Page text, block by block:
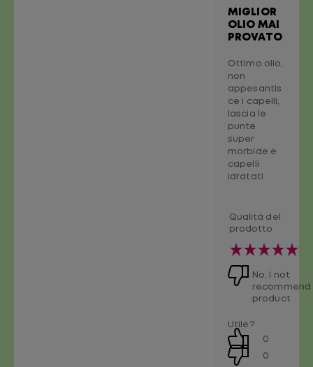
MIGLIOR
OLIO MAI
PROVATO
Ottimo olio,
non
appesantis
ce i capelli,
lascia le
punte
super
morbide e
capelli
idratati
Qualità del
prodotto
No, I not
recommend
product
Utile?
0
0